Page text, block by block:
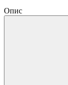
Опис